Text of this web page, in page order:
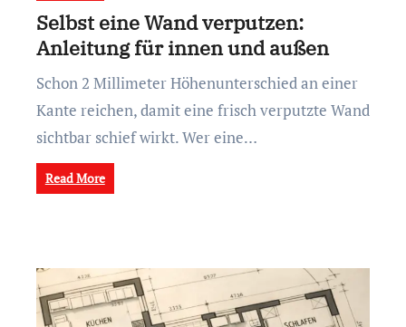
Selbst eine Wand verputzen:
Anleitung für innen und außen
Schon 2 Millimeter Höhenunterschied an einer
Kante reichen, damit eine frisch verputzte Wand
sichtbar schief wirkt. Wer eine…
Read More